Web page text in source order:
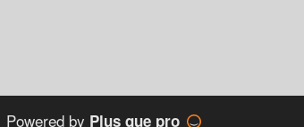
Powered by Plus que pro